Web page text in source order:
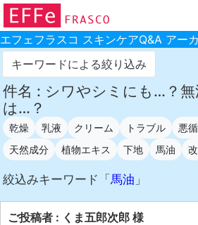
ホーム
ご注文フォーム
初回割引
製品のご案内
お買い物ガイド
スキンケアQ&Aアーカイブス
製品レビュー
スキンケア基礎講座
コスメ辞典 化粧品成分検索
エフェフラスコ スキンケアQ&A アー
キーワードによる絞り込み
件名 : シワやシミにも…？
は…？
乾燥 乳液 クリーム トラブル 悪
天然成分
植物エキス 下地 馬油
絞込みキーワード「 馬油 」
ご投稿者 : くま五郎次郎 様